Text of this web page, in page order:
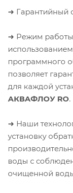
➜ Гарантийный
➜ Режим работы
программного
позволяет
для каждой
АКВАФЛОУ RO.
➜ Наши
установку
воды с
очищенной